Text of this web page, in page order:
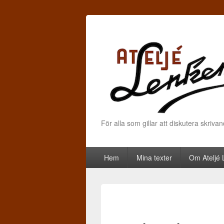
För alla som gillar att diskutera
Primary menu
Skip to primary content
Skip to secondary content
Hem Mina texter Om Ateljé